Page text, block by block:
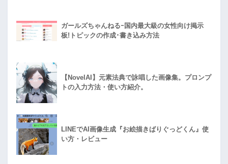
ガールズちゃんねるｰ国内最大級の女性向け掲示
板!トピックの作成･書き込み方法
【NovelAI】元素法典で詠唱した画像集。プロンプ
トの入力方法・使い方紹介。
LINEでAI画像生成『お絵描きばりぐっどくん』使
い方・レビュー